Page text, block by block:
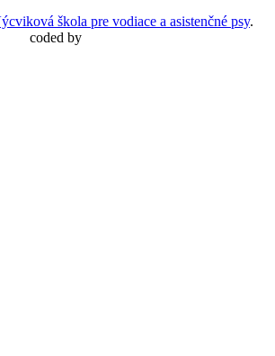
škola pre vodiace a asistenčné psy.
coded by